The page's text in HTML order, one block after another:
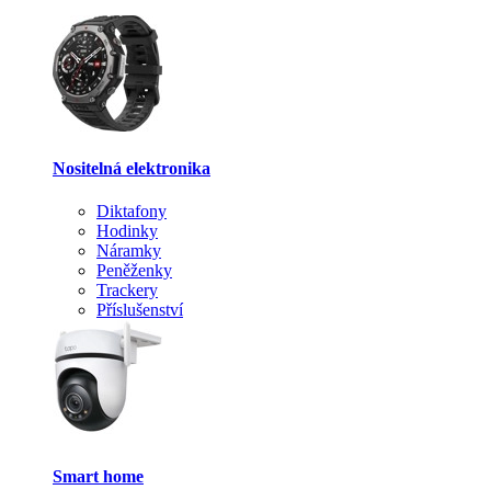
Nositelná elektronika
Diktafony
Hodinky
Náramky
Peněženky
Trackery
Příslušenství
Smart home